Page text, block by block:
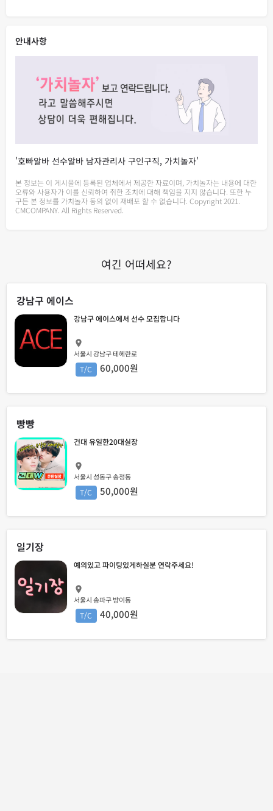
안내사항
'호빠알바 선수알바 남자관리사 구인구직, 가치놀자'
본 정보는 이 게시물에 등록된 업체에서 제공한 자료이며, 가치놀자는 내용에 대한
오류와 사용자가 이를 신뢰하여 취한 조치에 대해 책임을 지지 않습니다. 또한 누
구든 본 정보를 가치놀자 동의 없이 재배포 할 수 없습니다. Copyright 2021.
CMCOMPANY. All Rights Reserved.
여긴 어떠세요?
강남구 에이스
강남구 에이스에서 선수 모집합니다
서울시 강남구 테헤란로
T/C 60,000원
빵빵
건대 유일한20대실장
서울시 성동구 송정동
T/C 50,000원
일기장
예의있고 파이팅있게하실분 연락주세요!
서울시 송파구 방이동
T/C 40,000원